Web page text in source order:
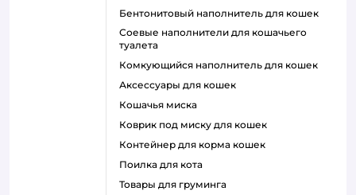
бентонитовый наполнитель для кошек
соевые наполнители для кошачьего
туалета
комкующийся наполнитель для кошек
аксессуары для кошек
кошачья миска
коврик под миску для кошек
контейнер для корма кошек
поилка для кота
товары для груминга